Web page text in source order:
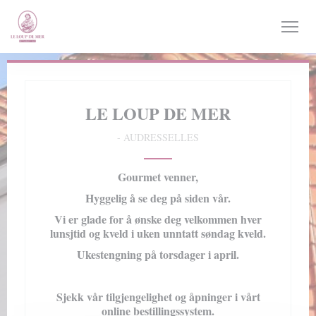
LE LOUP DE MER
- AUDRESSELLES
Gourmet venner,
Hyggelig å se deg på siden vår.
Vi er glade for å ønske deg velkommen hver
lunsjtid og kveld i uken unntatt søndag kveld.
Ukestengning på torsdager i april.
Sjekk vår tilgjengelighet og åpninger i vårt
online bestillingssystem.